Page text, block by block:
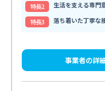
特⻑2
生活を支える専門
特⻑3
落ち着いた丁寧な
事業者の詳